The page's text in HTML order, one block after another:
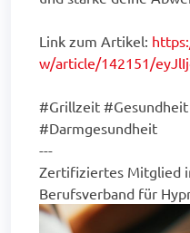
Link zum Artikel:
w/article/142151/
#Grillzeit
#Darmgesundheit
---
Zertifiziertes Mitglied
Berufsverband für